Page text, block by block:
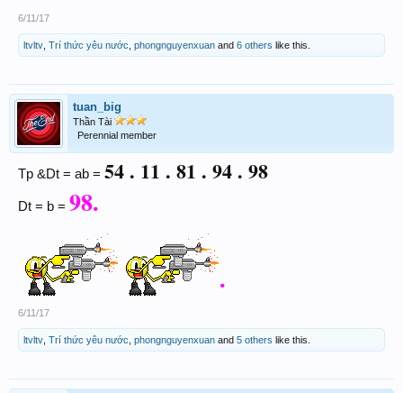
6/11/17
ltvltv Trí thức yêu nước phongnguyenxuan and 6 others like this.
tuan_big
Thần Tài
Perennial member
Tp &Dt = ab = 54 . 11 . 81 . 94 . 98
Dt = b = 98.
.
6/11/17
ltvltv Trí thức yêu nước phongnguyenxuan and 5 others like this.